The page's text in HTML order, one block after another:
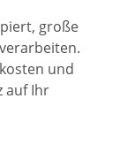
große
und
auf Ihr